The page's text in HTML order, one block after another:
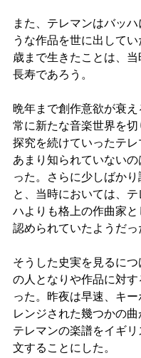
また、テレマンはバッハ
うな作品を世に出して
歳まで生きたことは、
長寿であろう。
晩年まで創作意欲が衰え
常に新たな音楽世界を切
探究を続けていったテ
あまり知られていない
った。さらに少しばかり
と、当時においては、
ハよりも格上の作曲家と
認められていたようだっ
そうした史実を見るに
の人となりや作品に対す
った。昨夜は早速、キ
レンジされた幾つかの
テレマンの楽譜をイギ
文することにした。